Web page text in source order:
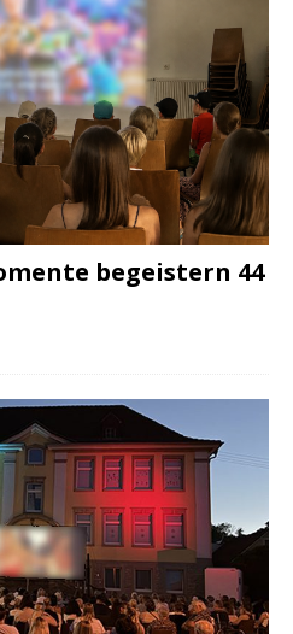
begeistern 44